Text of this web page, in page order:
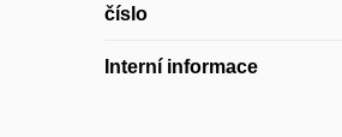
číslo
Interní informace